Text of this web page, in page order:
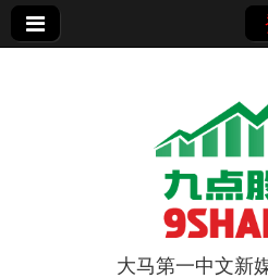
大马第一中文新